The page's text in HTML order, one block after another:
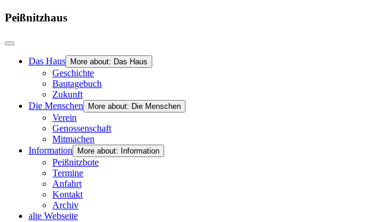
Peißnitzhaus
Das Haus More about: Das Haus
Geschichte
Bautagebuch
Zukunft
Die Menschen
More about: Die Menschen
Verein
Genossenschaft
Mitmachen
Information
More about: Information
Peißnitzbote
Termine
Anfahrt
Kontakt
Archiv
alte Webseite